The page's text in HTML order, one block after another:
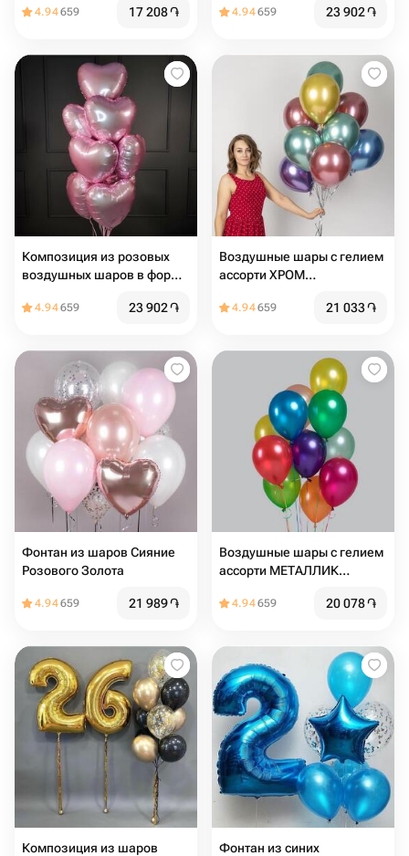
4.94659 17 208֏ 4.94659 23 902֏
Композиция из розовых
воздушных шаров в форме
4.94659 23 902֏
Воздушные шары с гелием
ассорти ХРОМ
4.94659 21 033֏
Фонтан из шаров Сияние
Розового Золота
4.94659 21 989֏
Воздушные шары с гелием
ассорти МЕТАЛЛИК
4.94659 20 078֏
Композиция из шаров
Фонтан из синих